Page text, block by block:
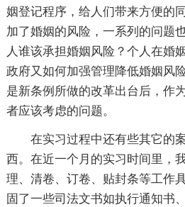
姻登记程序，给人们带来方便的
加了婚姻的风险，一系列的问题
人谁该承担婚姻风险？个人在婚
政府又如何加强管理降低婚姻风
是新条例所做的改革出台后，作
者应该考虑的问题。
在实习过程中还有些其它的
西。在近一个月的实习时间里，
理、清卷、订卷、贴封条等工作
固了一些司法文书如执行通知书